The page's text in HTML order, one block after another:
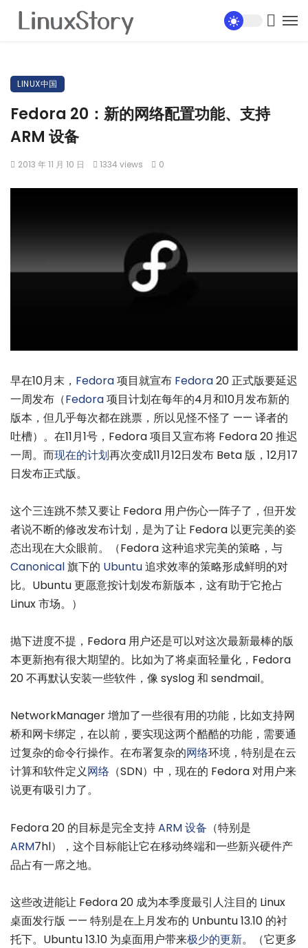
LINUX中国
Fedora 20：新的网络配置功能、支持
ARM 设备
2013 年 11 月 10 日 1334 views 0
早在10月末， Fedora项目就宣布 Fedora20 正式版要延迟
一周发布（Fedora项目计划在每年的4月和10月发布新的
版本，但几乎每次都在跳票，所以见怪不怪了 —— 译者的
吐槽）。在11月1号，Fedora 项目又宣布将 Fedora 20 推迟
一周。而现在的计划再次变成11月12日发布 Beta 版，12月17
日发布正式版。
这个三连跳不禁又要让 Fedora 用户伤心一阵子了，但开发
者说不断的修改发布计划，是为了让 Fedora 以更完美的姿
态出现在大众眼前。（Fedora 这种追求完美的策略，与
Canonical旗下的 Ubuntu追求效率的策略形成鲜明的对
比。Ubuntu 更愿意按计划发布新版本，这有助于它抢占
Linux 市场。）
抛下进度不提，Fedora 用户还是可以对这次最新最棒的版
本更新抱有很大期望的。比如为了将桌面轻量化，Fedora
20 不再默认安装一些软件，像 syslog 和 sendmail。
NetworkManager 增加了一些很有用的功能，比如支持网
桥和网卡绑定，在以前，要实现这两个酷酷的功能，需要通
过复杂的命令行操作。在布署复杂的网络环境，特别是在云
计算和软件定义网络 （SDN）中，现在的 Fedora 对用户来
说更有吸引力了。
Fedora 20 的目标是完全支持ARM设备 （特别是
ARM7hl），这个目标能让它在移动终端和一些新兴硬件产
品占有一席之地。
这些改进能让 Fedora 20 成为本季度最引人注目的 Linux
桌面发行版 —— 特别是在上月发布的 Unbuntu 13.10 的衬
托下。Ubuntu 13.10 为桌面用户带来极少的更新。（它更多